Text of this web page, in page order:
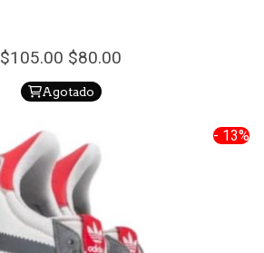
105.00 80.00
Agotado
- 13%